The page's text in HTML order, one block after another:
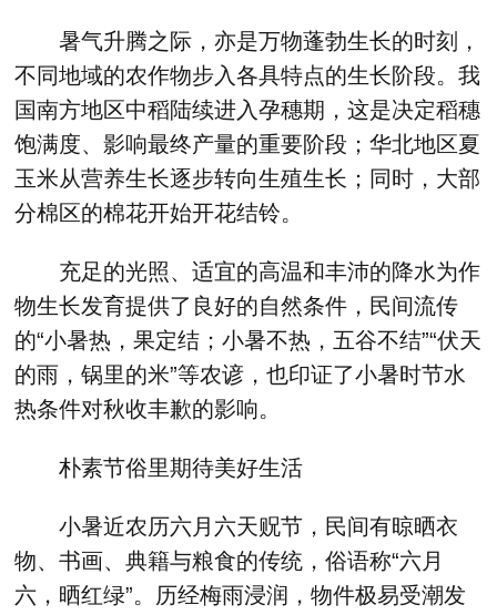
暑气升腾之际，亦是万物蓬勃生长的时刻，
不同地域的农作物步入各具特点的生长阶段。我
国南方地区中稻陆续进入孕穗期，这是决定稻穗
饱满度、影响最终产量的重要阶段；华北地区夏
玉米从营养生长逐步转向生殖生长；同时，大部
分棉区的棉花开始开花结铃。
充足的光照、适宜的高温和丰沛的降水为作
物生长发育提供了良好的自然条件，民间流传
的“小暑热，果定结；小暑不热，五谷不结”“伏天
的雨，锅里的米”等农谚，也印证了小暑时节水
热条件对秋收丰歉的影响。
朴素节俗里期待美好生活
小暑近农历六月六天贶节，民间有晾晒衣
物、书画、典籍与粮食的传统，俗语称“六月
六，晒红绿”。历经梅雨浸润，物件极易受潮发